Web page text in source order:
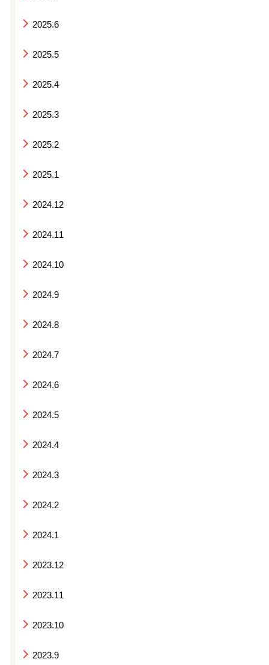
2025.6
2025.5
2025.4
2025.3
2025.2
2025.1
2024.12
2024.11
2024.10
2024.9
2024.8
2024.7
2024.6
2024.5
2024.4
2024.3
2024.2
2024.1
2023.12
2023.11
2023.10
2023.9